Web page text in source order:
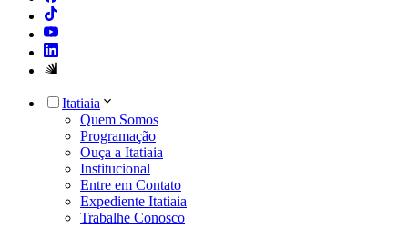
Itatiaia
Quem Somos
Programação
Ouça a Itatiaia
Institucional
Entre em Contato
Expediente Itatiaia
Trabalhe Conosco